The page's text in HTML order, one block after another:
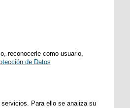
reconocerle como usuario,
de Datos
Para ello se analiza su